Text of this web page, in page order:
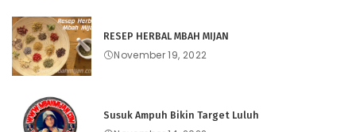
RESEP HERBAL MBAH MIJAN
November 19, 2022
Susuk Ampuh Bikin Target Luluh